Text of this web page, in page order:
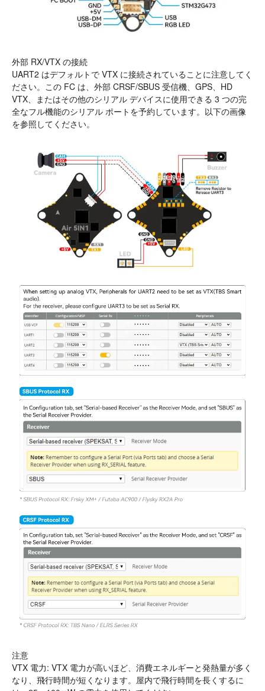
外部 RX/VTX の接続
UART2 はデフォルトで VTX に接続されていることに注意してく
ださい。この FC は、外部 CRSF/SBUS 受信機、GPS、HD
VTX、またはその他のシリアル デバイスに使用できる 3 つの完
全なフル機能のシリアル ポートを予約しています。以下の画像
を参照してください。
注意
VTX 電力: VTX 電力が高いほど、消費エネルギーと発熱量が多く
なり、飛行時間が短くなります。屋内で飛行時間を長くするに